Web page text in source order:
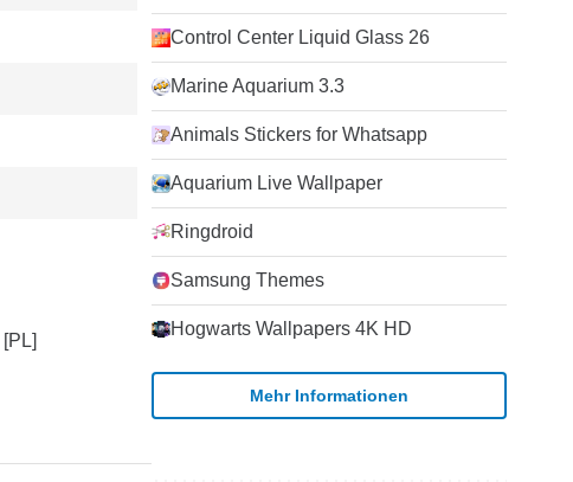
Control Center Liquid Glass 26
Marine Aquarium 3.3
Animals Stickers for Whatsapp
Aquarium Live Wallpaper
Ringdroid
Samsung Themes
Hogwarts Wallpapers 4K HD
Mehr Informationen